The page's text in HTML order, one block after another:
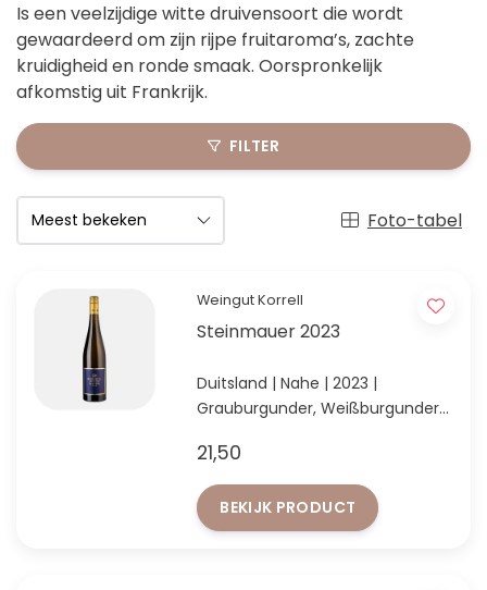
Is een veelzijdige witte druivensoort die wordt
gewaardeerd om zijn rijpe fruitaroma’s, zachte
kruidigheid en ronde smaak. Oorspronkelijk
afkomstig uit Frankrijk.
FILTER
Foto-tabel
Weingut Korrell
Steinmauer 2023
Duitsland | Nahe | 2023 |
Grauburgunder, Weißburgunder
STEINMAUER Burgundercuvée:
elegante bio-cuvée met peer,
brioche, fijne romigheid en frisse
spanning
21,50
BEKIJK PRODUCT